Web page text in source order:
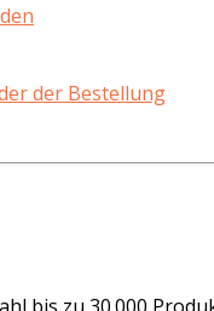
der Bestellung